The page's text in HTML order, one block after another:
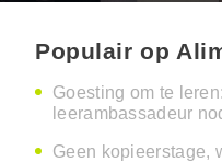
Populair op
Goesting om te
leerambassadeur
Geen kopieerstage,